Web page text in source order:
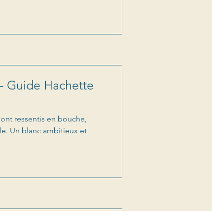
Guide Hachette
ressentis en bouche,
Un blanc ambitieux et